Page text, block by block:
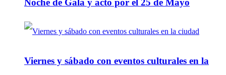
Noche de Gala y acto por el 25 de Mayo
Viernes y sábado con eventos culturales en la